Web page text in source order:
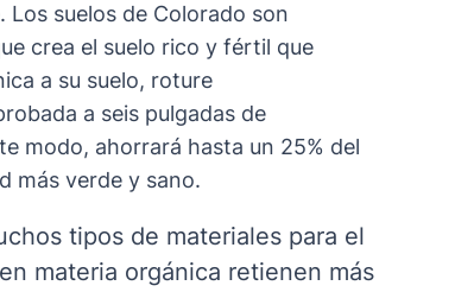
Los suelos de Colorado son
crea el suelo rico y fértil que
a su suelo, roture
a seis pulgadas de
modo, ahorrará hasta un 25% del
más verde y sano.
tipos de materiales para el
materia orgánica retienen más